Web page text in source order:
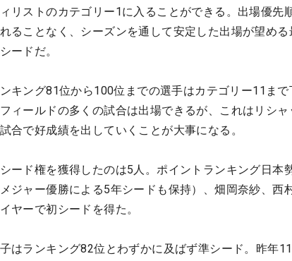
リストのカテゴリー1に入ることができる。出場優先
ることなく、シーズンを通して安定した出場が望め
ードだ。
キング81位から100位までの選手はカテゴリー11まで
ィールドの多くの試合は出場できるが、これはリシ
合で好成績を出していくことが大事になる。
ード権を獲得したのは5人。ポイントランキング日本
ジャー優勝による5年シードも保持）、畑岡奈紗、西
ヤーで初シードを得た。
はランキング82位とわずかに及ばず準シード。昨年